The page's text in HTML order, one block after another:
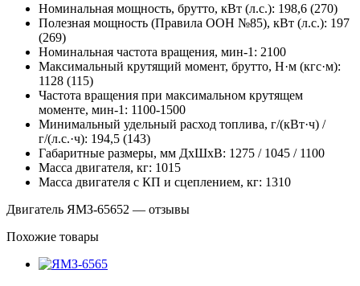
Номинальная мощность, брутто, кВт (л.с.): 198,6 (270)
Полезная мощность (Правила ООН №85), кВт (л.с.): 197
(269)
Номинальная частота вращения, мин-1: 2100
Максимальный крутящий момент, брутто, Н·м (кгс·м):
1128 (115)
Частота вращения при максимальном крутящем
моменте, мин-1: 1100-1500
Минимальный удельный расход топлива, г/(кВт·ч) /
г/(л.с.·ч): 194,5 (143)
Габаритные размеры, мм ДхШхВ: 1275 / 1045 / 1100
Масса двигателя, кг: 1015
Масса двигателя с КП и сцеплением, кг: 1310
Двигатель ЯМЗ-65652 — отзывы
Похожие товары